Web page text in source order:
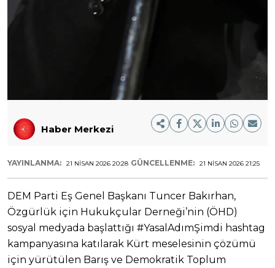
Haber Merkezi
YAYINLANMA: 21 NISAN 2026 20:28 GÜNCELLENME: 21 NISAN 2026 21:25
DEM Parti Eş Genel Başkanı Tuncer Bakırhan,
Özgürlük için Hukukçular Derneği’nin (ÖHD)
sosyal medyada başlattığı #YasalAdımŞimdi hashtag
kampanyasına katılarak Kürt meselesinin çözümü
için yürütülen Barış ve Demokratik Toplum